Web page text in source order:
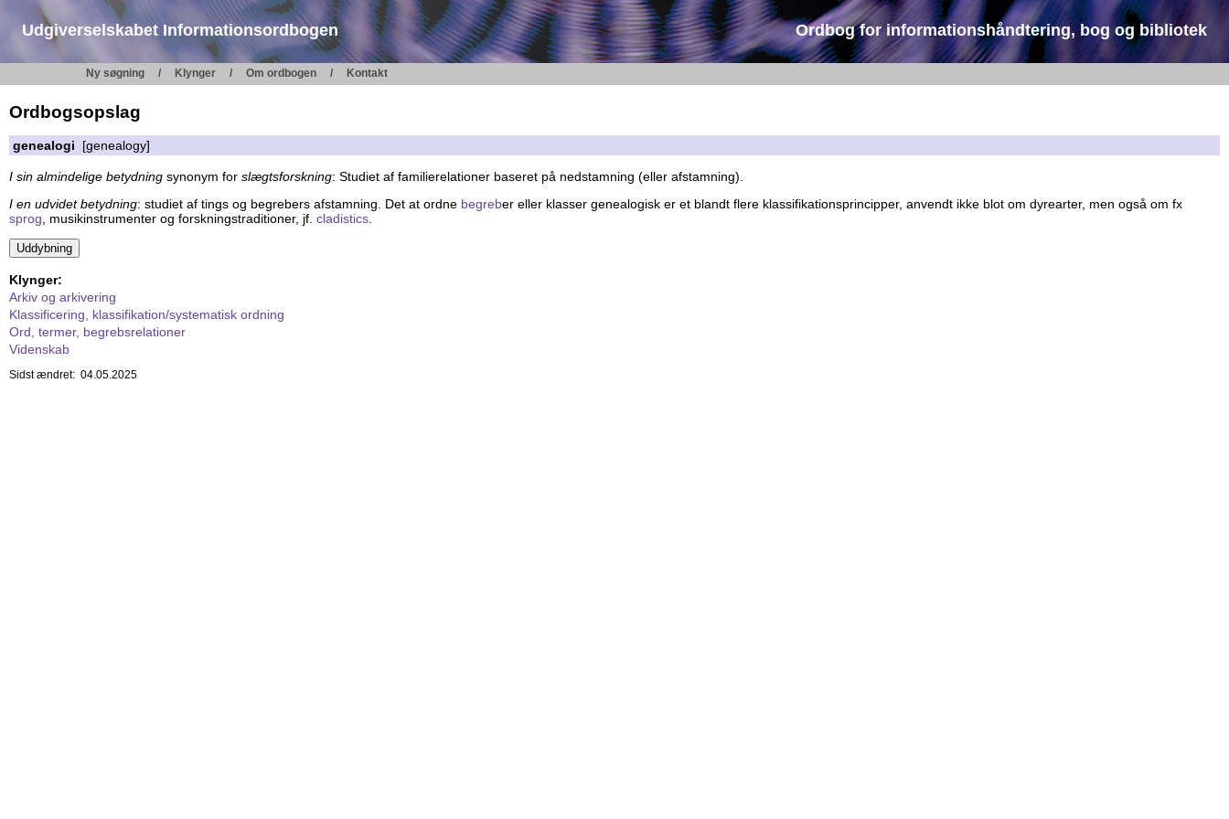
Udgiverselskabet Informationsordbogen Ordbog for informationshåndtering, bog og bibliotek
Ny søgning Klynger Om ordbogen Kontakt
Ordbogsopslag
genealogi [genealogy]
I sin almindelige betydning synonym for slægtsforskning: Studiet af familierelationer baseret på nedstamning (eller afstamning).
I en udvidet betydning: studiet af tings og begrebers afstamning. Det at ordne begreber eller klasser genealogisk er et blandt flere klassifikationsprincipper, anvendt ikke blot om dyrearter, men også om fx
sprog , musikinstrumenter og forskningstraditioner, jf. cladistics
Klynger:
Arkiv og arkivering
Klassificering, klassifikation/systematisk ordning
Ord, termer, begrebsrelationer
Videnskab
Sidst ændret: 04.05.2025